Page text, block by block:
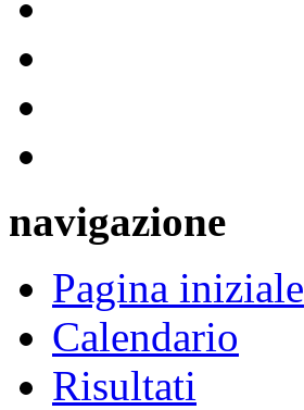
navigazione
Pagina iniziale
Calendario
Risultati